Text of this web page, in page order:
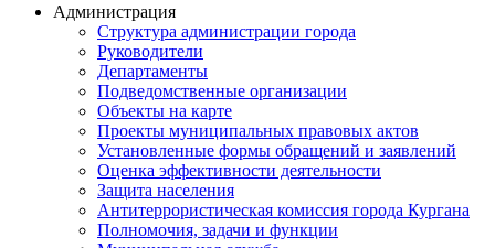
Администрация
Структура администрации города
Руководители
Департаменты
Подведомственные организации
Объекты на карте
Проекты муниципальных правовых актов
Установленные формы обращений и заявлений
Оценка эффективности деятельности
Защита населения
Антитеррористическая комиссия города Кургана
Полномочия, задачи и функции